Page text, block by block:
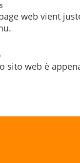
web vient
sito web è